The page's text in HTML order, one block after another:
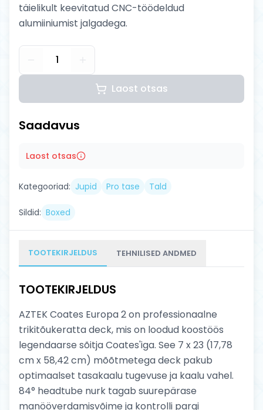
täielikult keevitatud CNC-töödeldud
alumiiniumist jalgadega.
1
Laost otsas
Saadavus
Laost otsas
Kategooriad: Jupid Pro tase Tald
Sildid: Boxed
TOOTEKIRJELDUS TEHNILISED ANDMED
TOOTEKIRJELDUS
AZTEK Coates Europa 2 on professionaalne
trikitõukeratta deck, mis on loodud koostöös
legendaarse sõitja Coates'iga. See 7 x 23 (17,78
cm x 58,42 cm) mõõtmetega deck pakub
optimaalset tasakaalu tugevuse ja kaalu vahel.
84° headtube nurk tagab suurepärase
manööverdamisvõime ja kontrolli pargi